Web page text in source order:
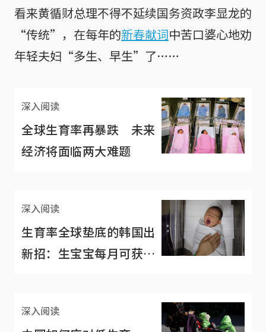
看来黄循财总理不得不延续国务资政李显龙的
“传统”，在每年的新春献词中苦口婆心地劝
年轻夫妇“多生、早生”了……
深入阅读
全球生育率再暴跌 未来
经济将面临两大难题
深入阅读
生育率全球垫底的韩国出
新招：生宝宝每月可获
深入阅读